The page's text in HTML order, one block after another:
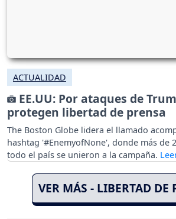
ACTUALIDAD
EE.UU: Por ataques de
protegen libertad de prensa
The Boston Globe lidera el llamado
hashtag '#EnemyofNone', donde más de
todo el país se unieron a la campaña.
VER MÁS - LIBERTAD DE